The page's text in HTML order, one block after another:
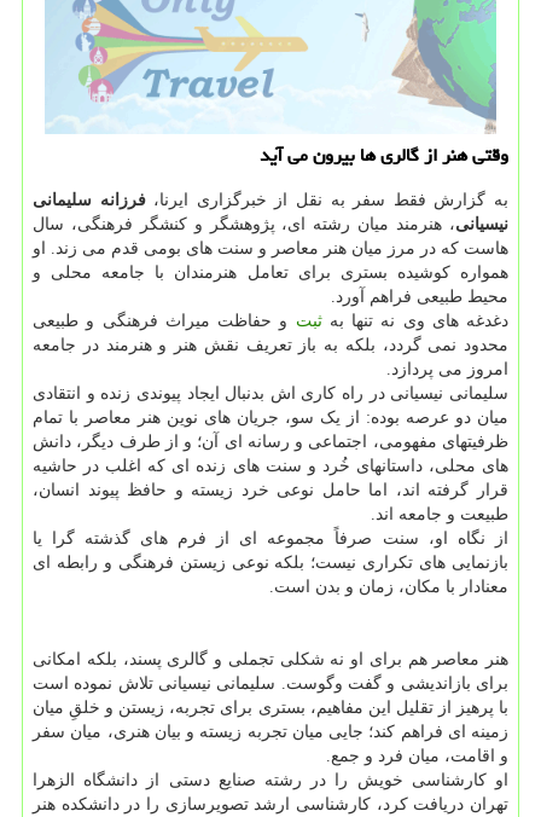
وقتی هنر از گالری ها بیرون می آید
به گزارش فقط سفر به نقل از خبرگزاری ایرنا،فرزانه سلیمانی
نیسیانی، هنرمند میان رشته ای، پژوهشگر و کنشگر فرهنگی، سال
هاست که در مرز میان هنر معاصر و سنت های بومی قدم می زند. او
همواره کوشیده بستری برای تعامل هنرمندان با جامعه محلی و
محیط طبیعی فراهم آورد.
دغدغه های وی نه تنها بهثبت و حفاظت میراث فرهنگی و طبیعی
محدود نمی گردد، بلکه به باز تعریف نقش هنر و هنرمند در جامعه
امروز می پردازد.
سلیمانی نیسیانی در راه کاری اش بدنبال ایجاد پیوندی زنده و انتقادی
میان دو عرصه بوده: از یک سو، جریان های نوین هنر معاصر با تمام
ظرفیتهای مفهومی، اجتماعی و رسانه ای آن؛ و از طرف دیگر، دانش
های محلی، داستانهای خُرد و سنت های زنده ای که اغلب در حاشیه
قرار گرفته اند، اما حامل نوعی خرد زیسته و حافظ پیوند انسان،
طبیعت و جامعه اند.
از نگاه او، سنت صرفاً مجموعه ای از فرم های گذشته گرا یا
بازنمایی های تکراری نیست؛ بلکه نوعی زیستن فرهنگی و رابطه ای
معنادار با مکان، زمان و بدن است.
هنر معاصر هم برای او نه شکلی تجملی و گالری پسند، بلکه امکانی
برای بازاندیشی و گفت وگوست. سلیمانی نیسیانی تلاش نموده است
با پرهیز از تقلیل این مفاهیم، بستری برای تجربه، زیستن و خلقِ میان
زمینه ای فراهم کند؛ جایی میان تجربه زیسته و بیان هنری، میان سفر
و اقامت، میان فرد و جمع.
او کارشناسی خویش را در رشته صنایع دستی از دانشگاه الزهرا
تهران دریافت کرد، کارشناسی ارشد تصویرسازی را در دانشکده هنر